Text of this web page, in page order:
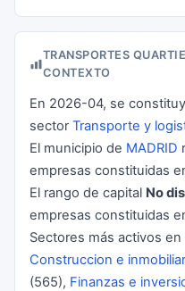
TRANSPORTES
CONTEXTO
En 2026-04, se
sectorTransporte y
El municipio de MADRID
empresas constituidas
El rango de capital No
empresas constituidas
Sectores más activos
Construccion e
(565), Finanzas e